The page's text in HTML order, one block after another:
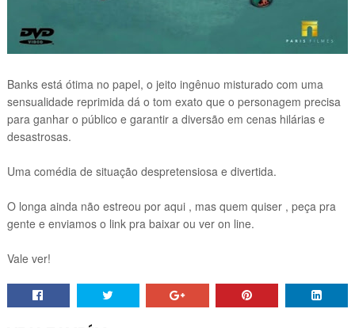
Banks está ótima no papel, o jeito ingênuo misturado com uma
sensualidade reprimida dá o tom exato que o personagem precisa
para ganhar o público e garantir a diversão em cenas hilárias e
desastrosas.
Uma comédia de situação despretensiosa e divertida.
O longa ainda não estreou por aqui , mas quem quiser , peça pra
gente e enviamos o link pra baixar ou ver on line.
Vale ver!